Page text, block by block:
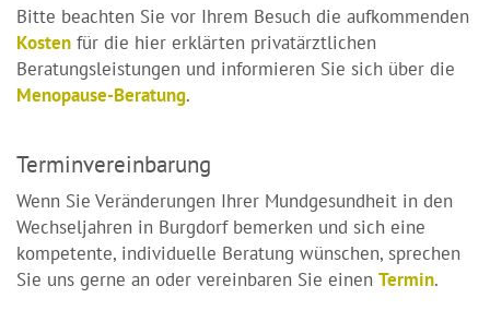
Bitte beachten Sie vor Ihrem Besuch die aufkommenden
Kosten für die hier erklärten privatärztlichen
Beratungsleistungen und informieren Sie sich über die
Menopause-Beratung.
Terminvereinbarung
Wenn Sie Veränderungen Ihrer Mundgesundheit in den
Wechseljahren in Burgdorf bemerken und sich eine
kompetente, individuelle Beratung wünschen, sprechen
Sie uns gerne an oder vereinbaren Sie einen Termin.